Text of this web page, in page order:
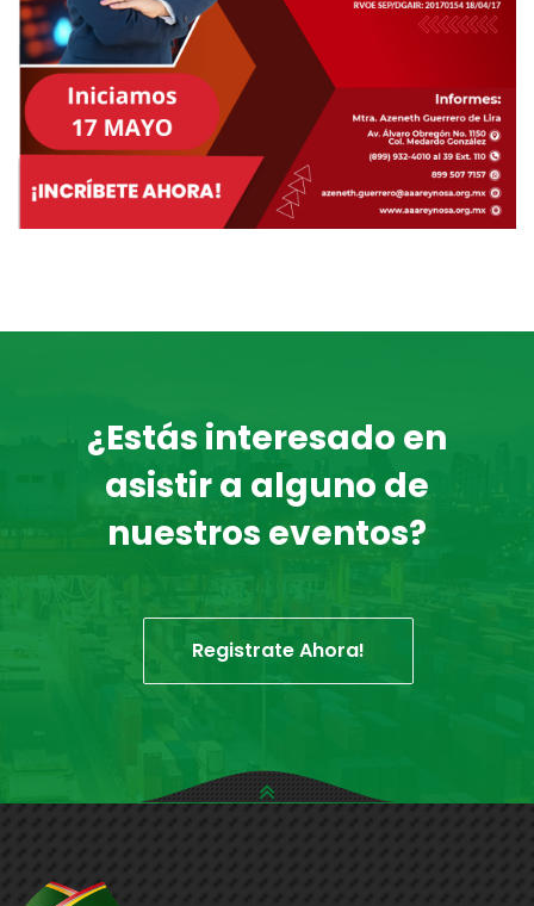
¿Estás interesado en
asistir a alguno de
nuestros eventos?
Registrate Ahora!